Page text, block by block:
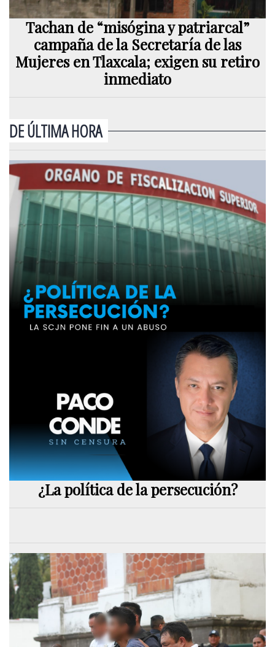
Tachan de “misógina y patriarcal”
campaña de la Secretaría de las
Mujeres en Tlaxcala; exigen su retiro
inmediato
DE ÚLTIMA HORA
¿La política de la persecución?